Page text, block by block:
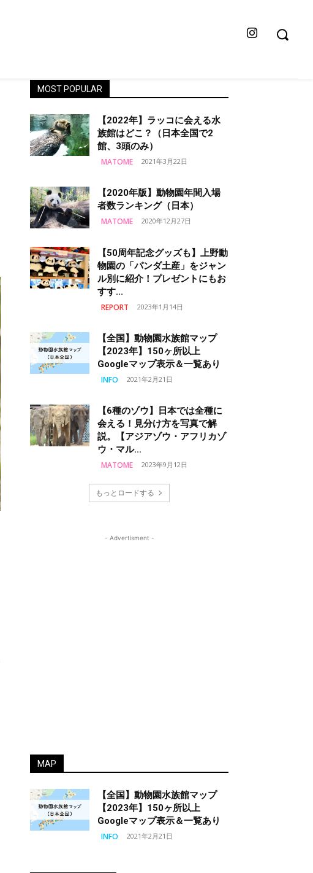
MOST POPULAR
【2022年】ラッコに会える水
族館はどこ？（日本全国で2
館、3頭のみ）
MATOME 2021年3月22日
【2020年版】動物園年間入場
者数ランキング（日本）
MATOME 2020年12月27日
【50周年記念グッズも】上野動
物園の「パンダ土産」をジャン
ル別に紹介！プレゼントにもお
すす...
REPORT 2023年1月14日
【全国】動物園水族館マップ
【2023年】150ヶ所以上
Googleマップ表示＆一覧あり
INFO 2021年2月21日
【6種のゾウ】日本では全種に
会える！見分け方を写真で解
説。【アジアゾウ・アフリカゾ
ウ・マル...
MATOME 2023年9月12日
もっとロードする
- Advertisment -
MAP
【全国】動物園水族館マップ
【2023年】150ヶ所以上
Googleマップ表示＆一覧あり
INFO 2021年2月21日